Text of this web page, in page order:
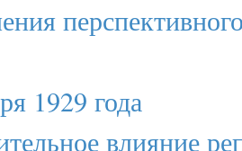
1929 года
влияние